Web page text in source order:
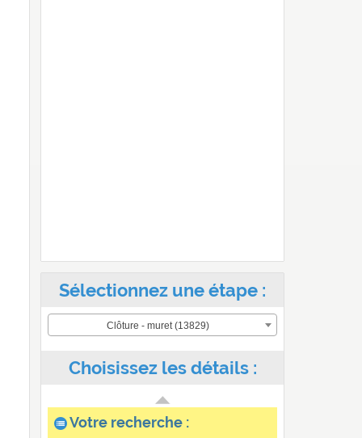
Sélectionnez une étape :
Clôture - muret (13829)
Choisissez les détails :
Votre recherche :